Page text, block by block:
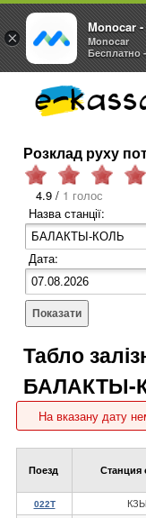
Розклад руху
4.9 / 1 голос
Назва станції:
Дата:
Показати
Табло
БАЛАКТЫ-
На вказану дату
Поезд Станция
022Т
×
Monocar
Monocar
Бесплатно